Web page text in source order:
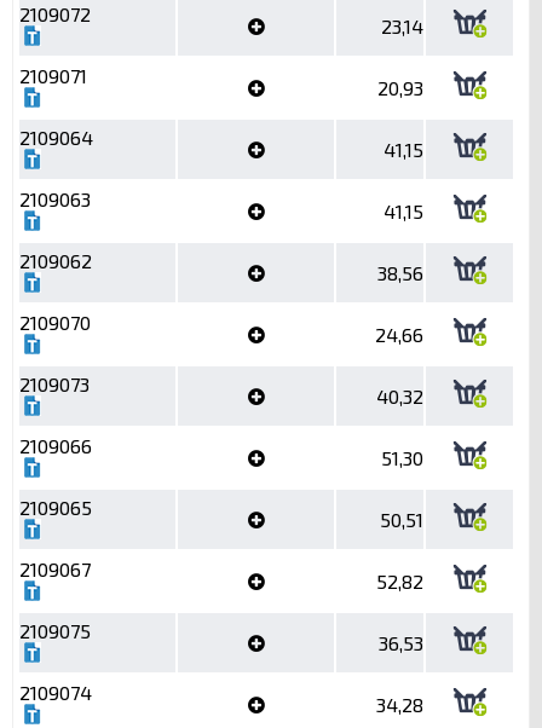
2109072
23,14
2109071
20,93
2109064
41,15
2109063
41,15
2109062
38,56
2109070
24,66
2109073
40,32
2109066
51,30
2109065
50,51
2109067
52,82
2109075
36,53
2109074
34,28